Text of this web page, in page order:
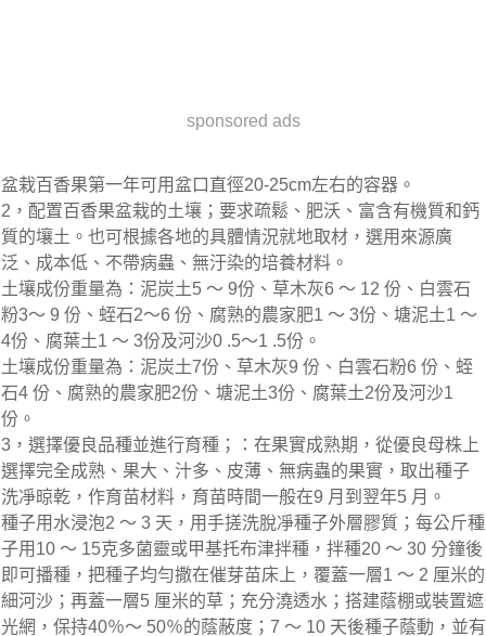
sponsored ads
盆栽百香果第一年可用盆口直徑20-25cm左右的容器。
2，配置百香果盆栽的土壤；要求疏鬆、肥沃、富含有機質和鈣
質的壤土。也可根據各地的具體情況就地取材，選用來源廣
泛、成本低、不帶病蟲、無汙染的培養材料。
土壤成份重量為：泥炭土5 ～ 9份、草木灰6 ～ 12 份、白雲石
粉3～ 9 份、蛭石2～6 份、腐熟的農家肥1 ～ 3份、塘泥土1 ～
4份、腐葉土1 ～ 3份及河沙0 .5～1 .5份。
土壤成份重量為：泥炭土7份、草木灰9 份、白雲石粉6 份、蛭
石4 份、腐熟的農家肥2份、塘泥土3份、腐葉土2份及河沙1
份。
3，選擇優良品種並進行育種；：在果實成熟期，從優良母株上
選擇完全成熟、果大、汁多、皮薄、無病蟲的果實，取出種子
洗凈晾乾，作育苗材料，育苗時間一般在9 月到翌年5 月。
種子用水浸泡2 ～ 3 天，用手搓洗脫凈種子外層膠質；每公斤種
子用10 ～ 15克多菌靈或甲基托布津拌種，拌種20 ～ 30 分鐘後
即可播種，把種子均勻撒在催芽苗床上，覆蓋一層1 ～ 2 厘米的
細河沙；再蓋一層5 厘米的草；充分澆透水；搭建蔭棚或裝置遮
光網，保持40％～ 50％的蔭蔽度；7 ～ 10 天後種子蔭動，並有